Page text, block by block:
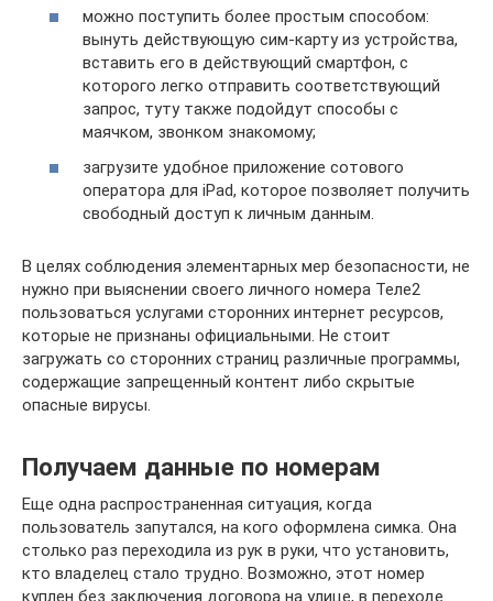
можно поступить более простым способом:
вынуть действующую сим-карту из устройства,
вставить его в действующий смартфон, с
которого легко отправить соответствующий
запрос, туту также подойдут способы с
маячком, звонком знакомому;
загрузите удобное приложение сотового
оператора для iPad, которое позволяет получить
свободный доступ к личным данным.
В целях соблюдения элементарных мер безопасности, не
нужно при выяснении своего личного номера Теле2
пользоваться услугами сторонних интернет ресурсов,
которые не признаны официальными. Не стоит
загружать со сторонних страниц различные программы,
содержащие запрещенный контент либо скрытые
опасные вирусы.
Получаем данные по номерам
Еще одна распространенная ситуация, когда
пользователь запутался, на кого оформлена симка. Она
столько раз переходила из рук в руки, что установить,
кто владелец стало трудно. Возможно, этот номер
куплен без заключения договора на улице, в переходе.